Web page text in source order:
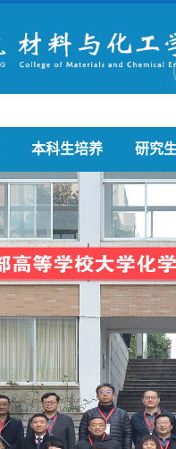
本科生培养 研究